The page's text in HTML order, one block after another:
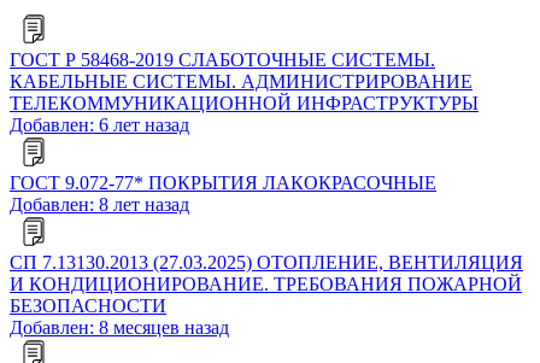
ГОСТ Р 58468-2019 СЛАБОТОЧНЫЕ СИСТЕМЫ.
КАБЕЛЬНЫЕ СИСТЕМЫ. АДМИНИСТРИРОВАНИЕ
ТЕЛЕКОММУНИКАЦИОННОЙ ИНФРАСТРУКТУРЫ
Добавлен: 6 лет назад
ГОСТ 9.072-77* ПОКРЫТИЯ ЛАКОКРАСОЧНЫЕ
Добавлен: 8 лет назад
СП 7.13130.2013 (27.03.2025) ОТОПЛЕНИЕ, ВЕНТИЛЯЦИЯ
И КОНДИЦИОНИРОВАНИЕ. ТРЕБОВАНИЯ ПОЖАРНОЙ
БЕЗОПАСНОСТИ
Добавлен: 8 месяцев назад